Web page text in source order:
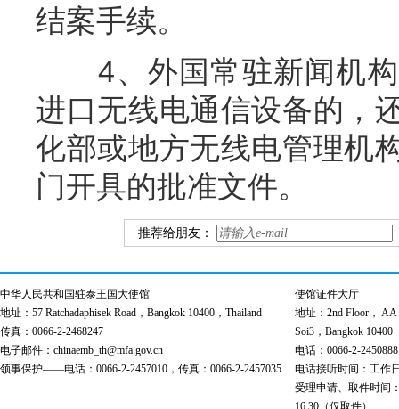
结案手续。
4、外国常驻新闻机构
进口无线电通信设备的，
化部或地方无线电管理机
门开具的批准文件。
推荐给朋友：
中华人民共和国驻泰王国大使馆
地址：57 Ratchadaphisek Road，Bangkok 10400，Thailand
传真：0066-2-2468247
电子邮件：chinaemb_th@mfa.gov.cn
领事保护——电话：0066-2-2457010，传真：0066-2-2457035
使馆证件大厅
地址：2nd Floor， AA
Soi3，Bangkok 10400
电话：0066-2-
电话接听时间：工作
受理申请、取件时间
16:30（仅取件）